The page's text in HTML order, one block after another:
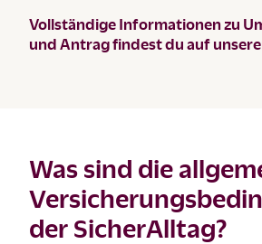
Vollständige Informationen zu
und Antrag findest du auf
Was sind die
der SicherAlltag?